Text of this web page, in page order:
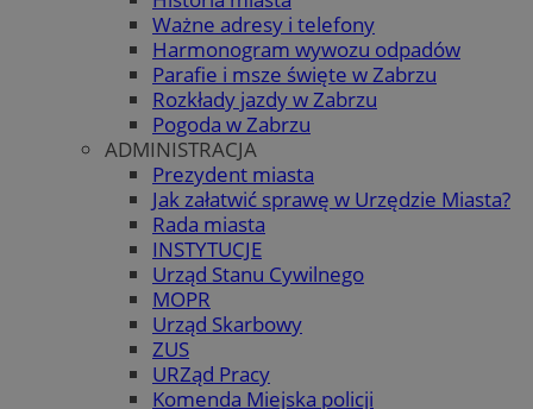
Ważne adresy i telefony
Harmonogram wywozu odpadów
Parafie i msze święte w Zabrzu
Rozkłady jazdy w Zabrzu
Pogoda w Zabrzu
ADMINISTRACJA
Prezydent miasta
Jak załatwić sprawę w Urzędzie Miasta?
Rada miasta
INSTYTUCJE
Urząd Stanu Cywilnego
MOPR
Urząd Skarbowy
ZUS
URZąd Pracy
Komenda Miejska policji